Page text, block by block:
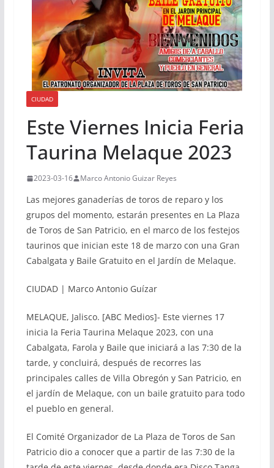
CIUDAD
Este Viernes Inicia Feria
Taurina Melaque 2023
2023-03-16 Marco Antonio Guizar Reyes
Las mejores ganaderías de toros de reparo y los
grupos del momento, estarán presentes en La Plaza
de Toros de San Patricio, en el marco de los festejos
taurinos que inician este 18 de marzo con una Gran
Cabalgata y Baile Gratuito en el Jardín de Melaque.
CIUDAD | Marco Antonio Guízar
MELAQUE, Jalisco. [ABC Medios]- Este viernes 17
inicia la Feria Taurina Melaque 2023, con una
Cabalgata, Farola y Baile que iniciará a las 7:30 de la
tarde, y concluirá, después de recorres las
principales calles de Villa Obregón y San Patricio, en
el jardín de Melaque, con un baile gratuito para todo
el pueblo en general.
El Comité Organizador de La Plaza de Toros de San
Patricio dio a conocer que a partir de las 7:30 de la